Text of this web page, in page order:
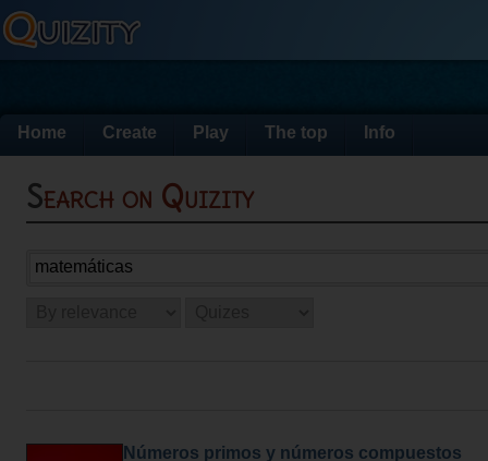
Home Create Play The top Info
Search on Quizity
Números primos y números compuestos